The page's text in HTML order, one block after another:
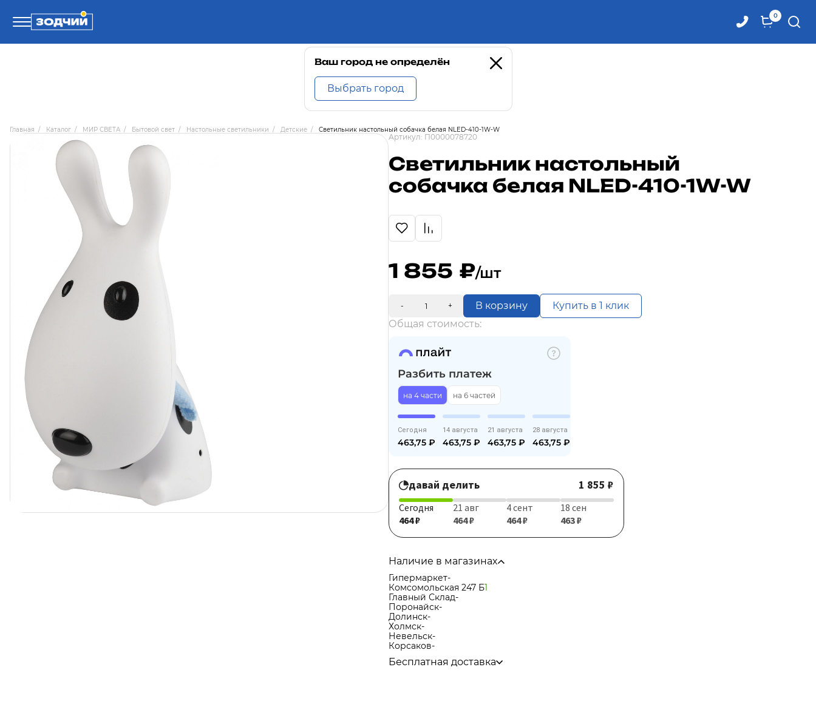
0
8 (4242) 30-00-27
8 (4242) 30-00-72
Ваш город не определён
Выбрать город
Главная / Каталог / МИР СВЕТА / Бытовой свет / Настольные светильники / Детские / Светильник настольный собачка белая NLED-410-1W-W
Артикул: П0000078720
Светильник настольный
собачка белая NLED-410-1W-W
1 855 /шт
- + В корзину
Купить в 1 клик
Общая стоимость:
Разбить платеж
на 4 части на 6 частей
Сегодня
463,75 ₽
14 августа
463,75 ₽
21 августа
463,75 ₽
28 августа
463,75 ₽
давай делить 1 855 ₽
Сегодня
464 ₽
21 авг
464 ₽
4 сент
464 ₽
18 сен
463 ₽
Наличие в магазинах
Гипермаркет-
Комсомольская 247 Б1
Главный Склад-
Поронайск-
Долинск-
Холмск-
Невельск-
Корсаков-
Бесплатная доставка